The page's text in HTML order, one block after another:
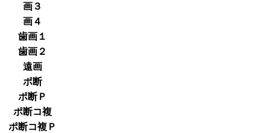
画３
画４
歯画１
歯画２
遠画
ポ断
ポ断Ｐ
ポ断コ複
ポ断コ複Ｐ